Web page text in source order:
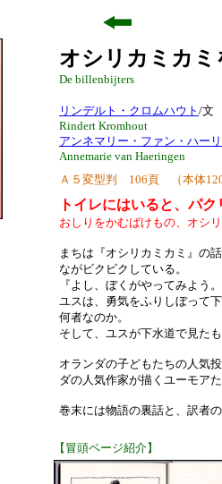
オシリカミカ
De billenbijters
リンデルト・クロムハウト /
Rindert Kromhout
アンネマリー・ファン・ハー
Annemarie van Haeringen
Ａ５変型判 106頁 （本体
トイレにはいると、パ
おしりをかむばけもの、オシ
まちは『オシリカミカミ』の
ながビクビクしている。
『よし、ぼくがやってみよう
ユスは、勇気をふりしぼって
何者なのか。
そして、ユスが下水道で見た
オランダの子どもたちの人気
ダの人気作家が描くユーモア
巻末には物語の裏話と、訳者
【冒頭ページ紹介】